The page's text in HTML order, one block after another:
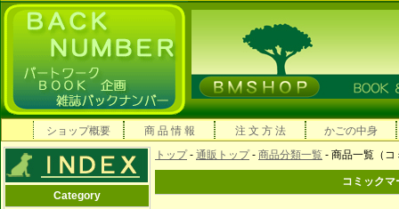
ショップ概要 商 品 情 報 注 文 方 法 かごの中身
Category
トップ- 通販トップ- 商品分類一覧 - 商品一覧（
コミック